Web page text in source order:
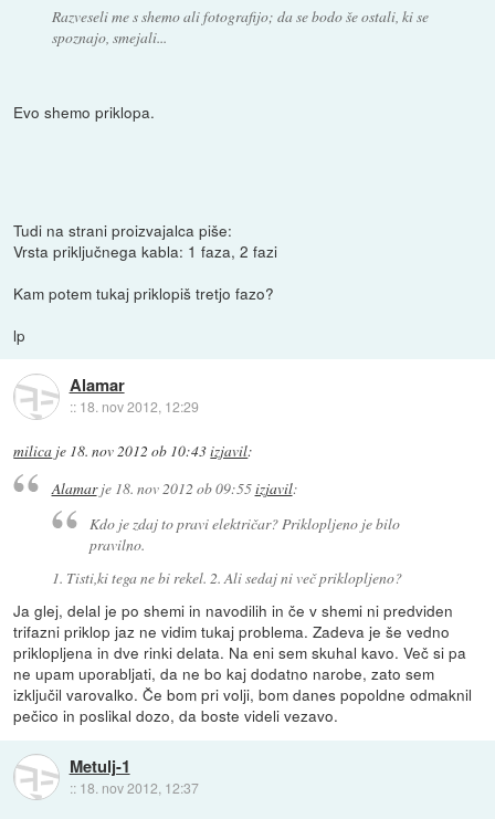
Razveseli me s shemo ali fotografijo; da se bodo še ostali, ki se
spoznajo, smejali...
Evo shemo priklopa.
Tudi na strani proizvajalca piše:
Vrsta priključnega kabla: 1 faza, 2 fazi
Kam potem tukaj priklopiš tretjo fazo?
lp
Alamar
:: 18. nov 2012, 12:29
milica je 18. nov 2012 ob 10:43izjavil:
Alamarje 18. nov 2012 ob 09:55izjavil:
Kdo je zdaj to pravi električar? Priklopljeno je bilo
pravilno.
1. Tisti,ki tega ne bi rekel. 2. Ali sedaj ni več priklopljeno?
Ja glej, delal je po shemi in navodilih in če v shemi ni predviden
trifazni priklop jaz ne vidim tukaj problema. Zadeva je še vedno
priklopljena in dve rinki delata. Na eni sem skuhal kavo. Več si pa
ne upam uporabljati, da ne bo kaj dodatno narobe, zato sem
izključil varovalko. Če bom pri volji, bom danes popoldne odmaknil
pečico in poslikal dozo, da boste videli vezavo.
Metulj-1
:: 18. nov 2012, 12:37